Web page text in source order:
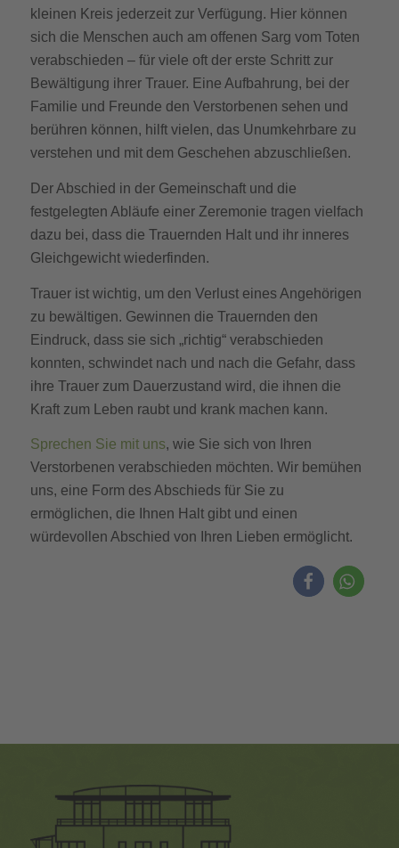
kleinen Kreis jederzeit zur Verfügung. Hier können
sich die Menschen auch am offenen Sarg vom Toten
verabschieden – für viele oft der erste Schritt zur
Bewältigung ihrer Trauer. Eine Aufbahrung, bei der
Familie und Freunde den Verstorbenen sehen und
berühren können, hilft vielen, das Unumkehrbare zu
verstehen und mit dem Geschehen abzuschließen.
Der Abschied in der Gemeinschaft und die
festgelegten Abläufe einer Zeremonie tragen vielfach
dazu bei, dass die Trauernden Halt und ihr inneres
Gleichgewicht wiederfinden.
Trauer ist wichtig, um den Verlust eines Angehörigen
zu bewältigen. Gewinnen die Trauernden den
Eindruck, dass sie sich „richtig“ verabschieden
konnten, schwindet nach und nach die Gefahr, dass
ihre Trauer zum Dauerzustand wird, die ihnen die
Kraft zum Leben raubt und krank machen kann.
Sprechen Sie mit uns, wie Sie sich von Ihren
Verstorbenen verabschieden möchten. Wir bemühen
uns, eine Form des Abschieds für Sie zu
ermöglichen, die Ihnen Halt gibt und einen
würdevollen Abschied von Ihren Lieben ermöglicht.